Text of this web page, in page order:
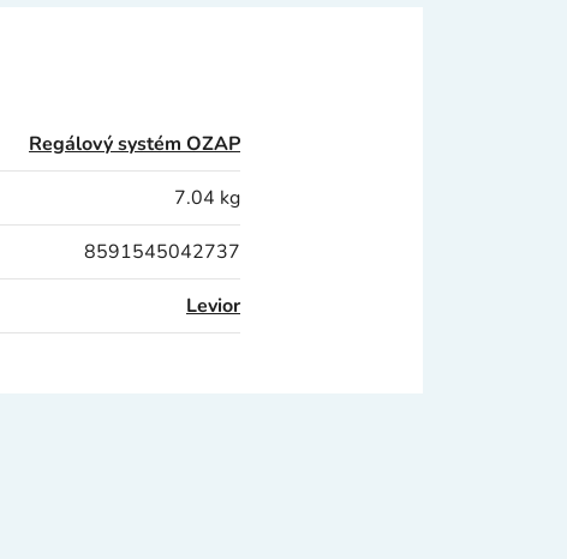
Regálový systém OZAP
7.04 kg
8591545042737
Levior